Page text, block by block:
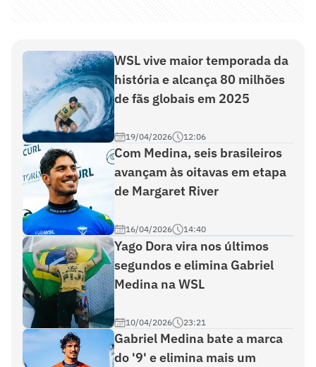
WSL vive maior temporada da
história e alcança 80 milhões
de fãs globais em 2025
19/04/2026 12:06
Com Medina, seis brasileiros
avançam às oitavas em etapa
de Margaret River
16/04/2026 14:40
Yago Dora vira nos últimos
segundos e elimina Gabriel
Medina na WSL
10/04/2026 23:21
Gabriel Medina bate a marca
do '9' e elimina mais um